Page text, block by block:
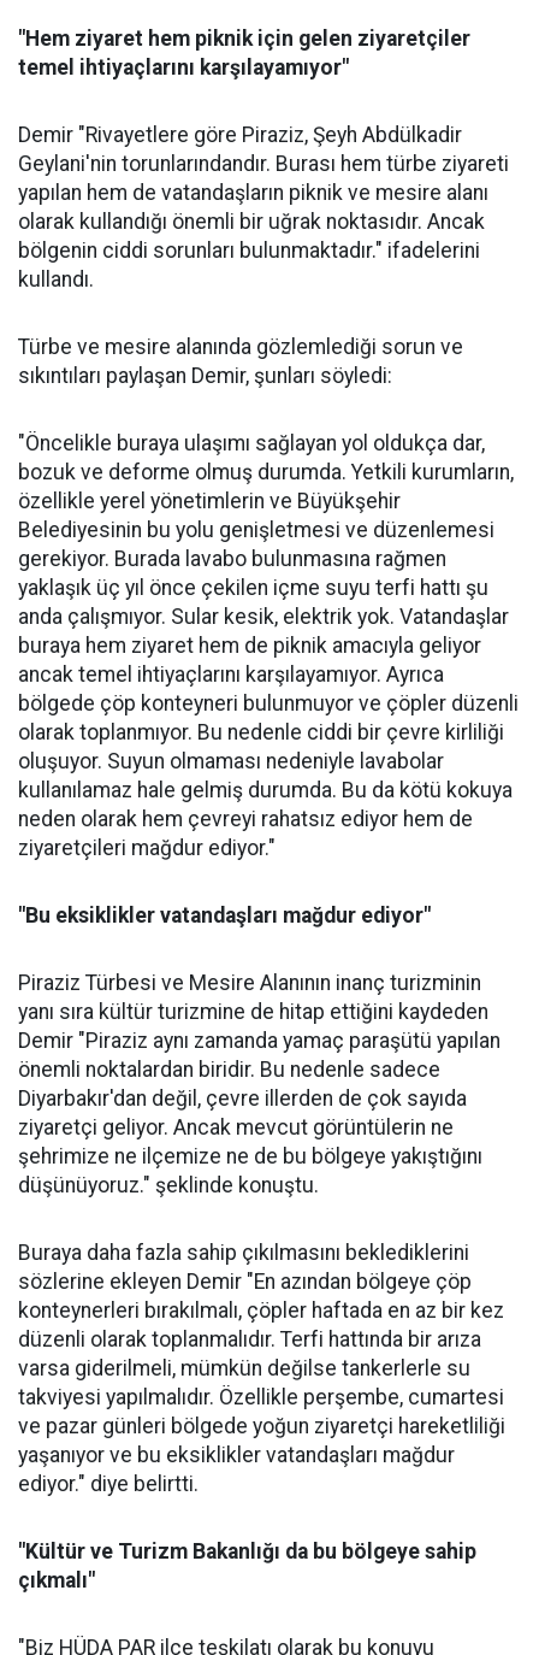
"Hem ziyaret hem piknik için gelen ziyaretçiler
temel ihtiyaçlarını karşılayamıyor"
Demir "Rivayetlere göre Piraziz, Şeyh Abdülkadir
Geylani'nin torunlarındandır. Burası hem türbe ziyareti
yapılan hem de vatandaşların piknik ve mesire alanı
olarak kullandığı önemli bir uğrak noktasıdır. Ancak
bölgenin ciddi sorunları bulunmaktadır." ifadelerini
kullandı.
Türbe ve mesire alanında gözlemlediği sorun ve
sıkıntıları paylaşan Demir, şunları söyledi:
"Öncelikle buraya ulaşımı sağlayan yol oldukça dar,
bozuk ve deforme olmuş durumda. Yetkili kurumların,
özellikle yerel yönetimlerin ve Büyükşehir
Belediyesinin bu yolu genişletmesi ve düzenlemesi
gerekiyor. Burada lavabo bulunmasına rağmen
yaklaşık üç yıl önce çekilen içme suyu terfi hattı şu
anda çalışmıyor. Sular kesik, elektrik yok. Vatandaşlar
buraya hem ziyaret hem de piknik amacıyla geliyor
ancak temel ihtiyaçlarını karşılayamıyor. Ayrıca
bölgede çöp konteyneri bulunmuyor ve çöpler düzenli
olarak toplanmıyor. Bu nedenle ciddi bir çevre kirliliği
oluşuyor. Suyun olmaması nedeniyle lavabolar
kullanılamaz hale gelmiş durumda. Bu da kötü kokuya
neden olarak hem çevreyi rahatsız ediyor hem de
ziyaretçileri mağdur ediyor."
"Bu eksiklikler vatandaşları mağdur ediyor"
Piraziz Türbesi ve Mesire Alanının inanç turizminin
yanı sıra kültür turizmine de hitap ettiğini kaydeden
Demir "Piraziz aynı zamanda yamaç paraşütü yapılan
önemli noktalardan biridir. Bu nedenle sadece
Diyarbakır'dan değil, çevre illerden de çok sayıda
ziyaretçi geliyor. Ancak mevcut görüntülerin ne
şehrimize ne ilçemize ne de bu bölgeye yakıştığını
düşünüyoruz." şeklinde konuştu.
Buraya daha fazla sahip çıkılmasını beklediklerini
sözlerine ekleyen Demir "En azından bölgeye çöp
konteynerleri bırakılmalı, çöpler haftada en az bir kez
düzenli olarak toplanmalıdır. Terfi hattında bir arıza
varsa giderilmeli, mümkün değilse tankerlerle su
takviyesi yapılmalıdır. Özellikle perşembe, cumartesi
ve pazar günleri bölgede yoğun ziyaretçi hareketliliği
yaşanıyor ve bu eksiklikler vatandaşları mağdur
ediyor." diye belirtti.
"Kültür ve Turizm Bakanlığı da bu bölgeye sahip
çıkmalı"
"Biz HÜDA PAR ilçe teşkilatı olarak bu konuyu